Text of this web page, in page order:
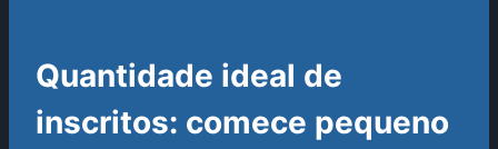
Quantidade ideal de
inscritos: comece pequeno